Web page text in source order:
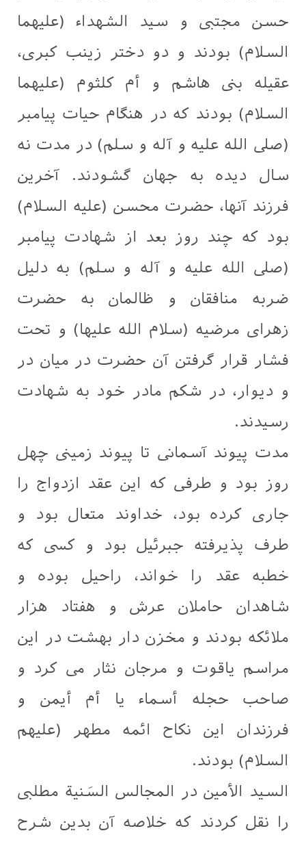
حسن مجتبی و سید الشهداء (علیهما
السلام) بودند و دو دختر زینب کبری،
عقیله بنی هاشم و أم کلثوم (علیهما
السلام) بودند که در هنگام حیات پیامبر
(صلی الله علیه و آله و سلم) در مدت نه
سال دیده به جهان گشودند. آخرین
فرزند آنها، حضرت محسن (علیه السلام)
بود که چند روز بعد از شهادت پیامبر
(صلی الله علیه و آله و سلم) به دلیل
ضربه منافقان و ظالمان به حضرت
زهرای مرضیه (سلام الله علیها) و تحت
فشار قرار گرفتن آن حضرت در میان در
و دیوار، در شکم مادر خود به شهادت
رسیدند.
مدت پیوند آسمانی تا پیوند زمینی چهل
روز بود و طرفی که این عقد ازدواج را
جاری کرده بود، خداوند متعال بود و
طرف پذیرفته جبرئیل بود و کسی که
خطبه عقد را خواند، راحیل بوده و
شاهدان حاملان عرش و هفتاد هزار
ملائکه بودند و مخزن دار بهشت در این
مراسم یاقوت و مرجان نثار می کرد و
صاحب حجله أسماء یا أم أیمن و
فرزندان این نکاح ائمه مطهر (علیهم
السلام) بودند.
السید الأمین در المجالس السَنية مطلبی
را نقل کردند که خلاصه آن بدین شرح